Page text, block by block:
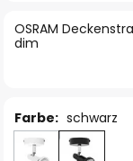
springen
OSRAM
dim
Farbe: schwarz